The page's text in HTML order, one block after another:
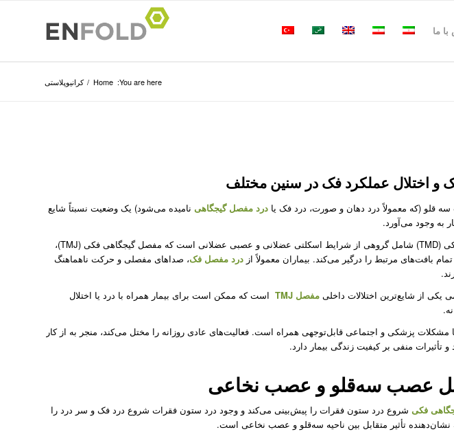
ما
You are here:
Home
/ کرانیوپلاستی
و اختلال عملکرد فک در سنین مختلف
قلو (که معمولاً درد دهان و صورت، درد فک یا درد مفصل گیجگاهی نامیده می‌شود) یک وضعیت نسبتاً شایع
به وجود می‌آورد.
اختلالات گیجگاهی فکی (TMD) شامل گروهی از شرایط اسکلتی عضلانی و عصبی عضلانی است که مفصل گیجگاهی فکی (TMJ)،
بافت‌های مرتبط را درگیر می‌کند. بیماران معمولاً از درد مفصل فک، صداهای مفصلی و حرکت ناهماهنگ
یکی از شایع‌ترین اختلالات داخلی مفصل TMJ
است که ممکن است برای بیمار همراه با درد یا اختلال
مشکلات پزشکی و اجتماعی قابل‌توجهی همراه است. فعالیت‌های عادی روزانه را مختل می‌کند، منجر به از کار
تأثیرات منفی بر کیفیت زندگی بیمار دارد.
عصب سه‌قلو و عصب نخاعی
فکی شروع درد ستون فقرات را پیش‌بینی می‌کند و وجود درد ستون فقرات شروع درد فک و سر درد را
نشان‌دهنده تأثیر متقابل بین ناحیه سه‌قلو و عصب‌ نخاعی است.